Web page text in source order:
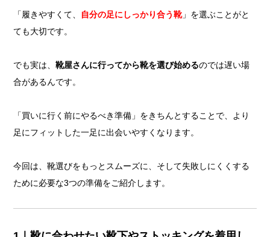
「履きやすくて、 自分の足にしっかり合う靴」を選ぶことがと
ても大切です。
でも実は、 靴屋さんに行ってから靴を選び始めるのでは遅い場
合があるんです。
「買いに行く前にやるべき準備」をきちんとすることで、より
足にフィットした一足に出会いやすくなります。
今回は、靴選びをもっとスムーズに、そして失敗しにくくする
ために必要な3つの準備をご紹介します。